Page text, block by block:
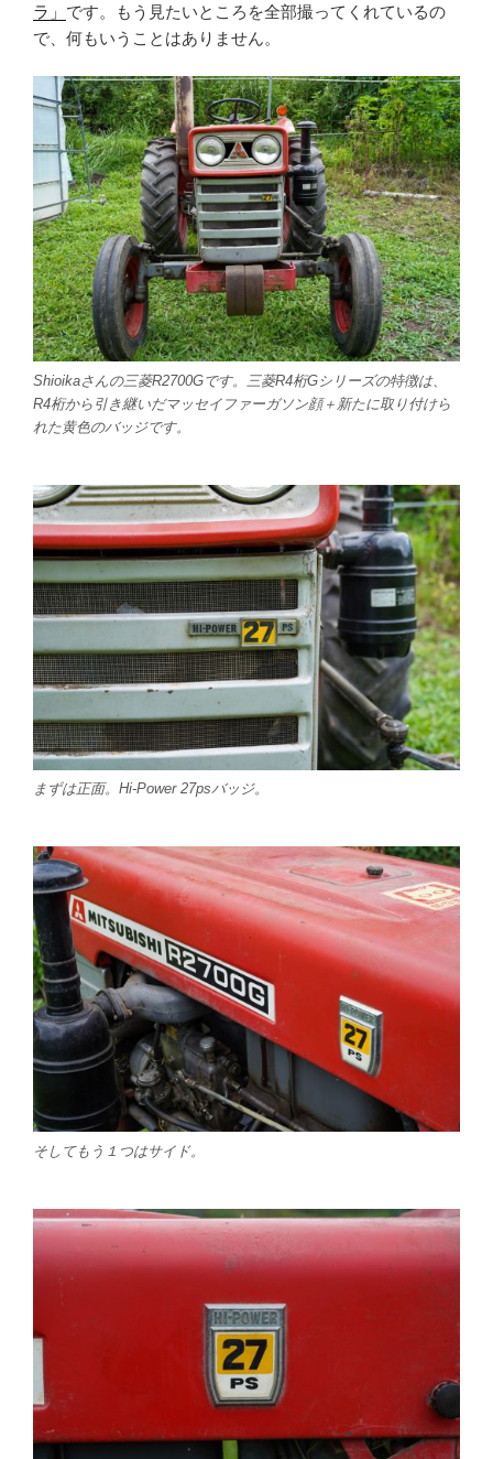
ラ」 です。もう見たいところを全部撮ってくれているの
で、何もいうことはありません。
Shioikaさんの三菱R2700Gです。三菱R4桁Gシリーズの特徴は、
R4桁から引き継いだマッセイファーガソン顔＋新たに取り付けら
れた黄色のバッジです。
まずは正面。Hi-Power 27psバッジ。
そしてもう１つはサイド。